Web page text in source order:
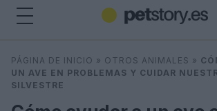
Buscar
PÁGINA DE INICIO » OTROS ANIMALES »
UN AVE EN PROBLEMAS Y CUIDAR
SILVESTRE